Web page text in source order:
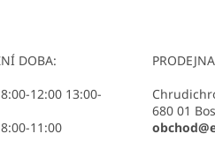
DOBA:
12:00 13:00-
11:00
680 01